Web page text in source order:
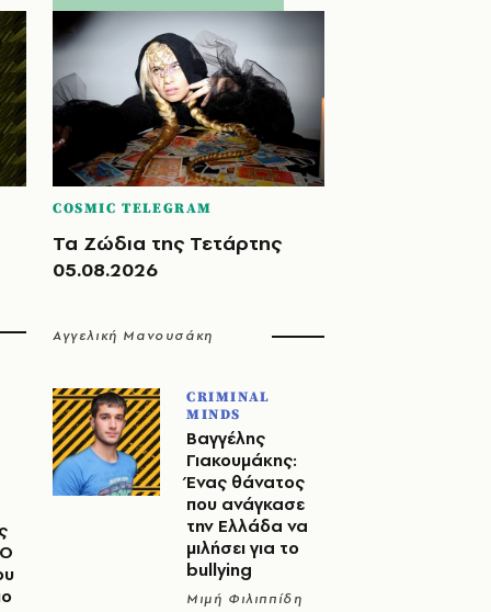
COSMIC TELEGRAM
Τα Ζώδια της Τετάρτης
05.08.2026
Αγγελική Μανουσάκη
CRIMINAL
MINDS
Βαγγέλης
Γιακουμάκης:
Ένας θάνατος
που ανάγκασε
την Ελλάδα να
μιλήσει για το
bullying
Μιμή Φιλιππίδη